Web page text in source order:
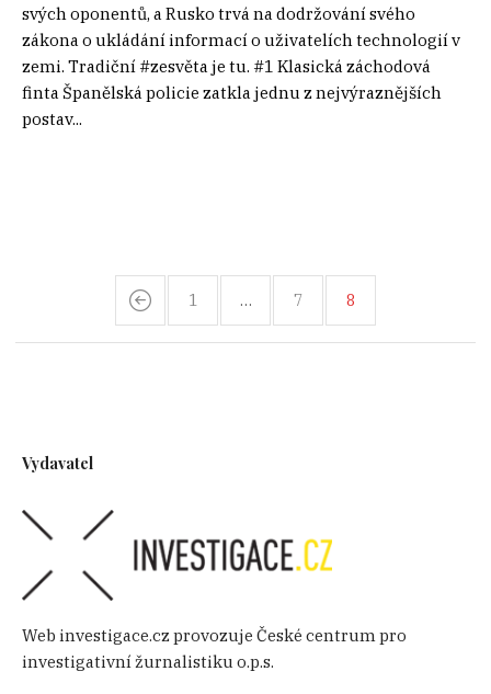
svých oponentů, a Rusko trvá na dodržování svého
zákona o ukládání informací o uživatelích technologií v
zemi. Tradiční #zesvěta je tu. #1 Klasická záchodová
finta Španělská policie zatkla jednu z nejvýraznějších
postav...
1 … 7 8
Vydavatel
Web investigace.cz provozuje České centrum pro
investigativní žurnalistiku o.p.s.